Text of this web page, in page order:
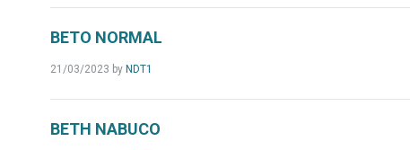
BETO NORMAL
21/03/2023 by NDT1
BETH NABUCO